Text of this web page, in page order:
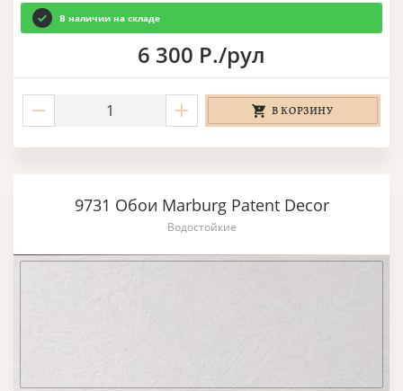
В наличии на складе
6 300 Р./рул
В КОРЗИНУ
9731 Обои Marburg Patent Decor
Водостойкие